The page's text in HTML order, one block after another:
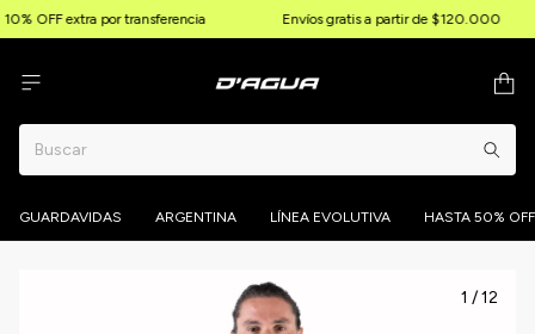
OFF extra por transferencia Envíos gratis a partir de $120.000
GUARDAVIDAS ARGENTINA LÍNEA EVOLUTIVA HASTA 50% OFF
1 /12